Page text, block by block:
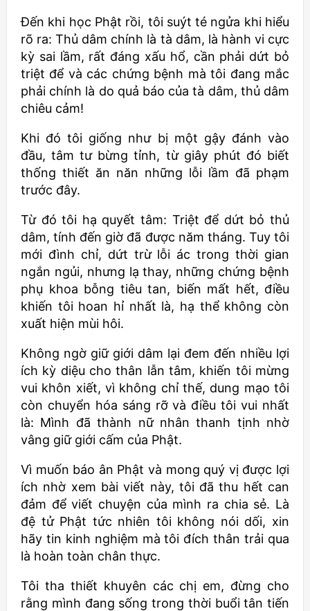
Đến khi học Phật rồi, tôi suýt té ngửa khi hiểu
rõ ra: Thủ dâm chính là tà dâm, là hành vi cực
kỳ sai lầm, rất đáng xấu hổ, cần phải dứt bỏ
triệt để và các chứng bệnh mà tôi đang mắc
phải chính là do quả báo của tà dâm, thủ dâm
chiêu cảm!
Khi đó tôi giống như bị một gậy đánh vào
đầu, tâm tư bừng tỉnh, từ giây phút đó biết
thống thiết ăn năn những lỗi lầm đã phạm
trước đây.
Từ đó tôi hạ quyết tâm: Triệt để dứt bỏ thủ
dâm, tính đến giờ đã được năm tháng. Tuy tôi
mới đình chỉ, dứt trừ lỗi ác trong thời gian
ngắn ngủi, nhưng lạ thay, những chứng bệnh
phụ khoa bỗng tiêu tan, biến mất hết, điều
khiến tôi hoan hỉ nhất là, hạ thể không còn
xuất hiện mùi hôi.
Không ngờ giữ giới dâm lại đem đến nhiều lợi
ích kỳ diệu cho thân lẫn tâm, khiến tôi mừng
vui khôn xiết, vì không chỉ thế, dung mạo tôi
còn chuyển hóa sáng rỡ và điều tôi vui nhất
là: Mình đã thành nữ nhân thanh tịnh nhờ
vâng giữ giới cấm của Phật.
Vì muốn báo ân Phật và mong quý vị được lợi
ích nhờ xem bài viết này, tôi đã thu hết can
đảm để viết chuyện của mình ra chia sẻ. Là
đệ tử Phật tức nhiên tôi không nói dối, xin
hãy tin kinh nghiệm mà tôi đích thân trải qua
là hoàn toàn chân thực.
Tôi tha thiết khuyên các chị em, đừng cho
rằng mình đang sống trong thời buổi tân tiến